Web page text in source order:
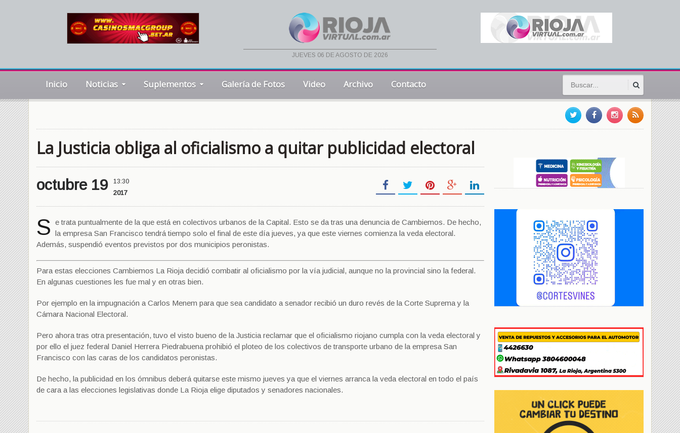
jueves 06 de agosto de 2026
Inicio Noticias Suplementos Galería de Fotos Video Archivo Contacto
La Justicia obliga al oficialismo a quitar publicidad electoral
octubre 19 13:30
2017
S e trata puntualmente de la que está en colectivos urbanos de la Capital. Esto se da tras una denuncia de Cambiemos. De hecho,
la empresa San Francisco tendrá tiempo solo el final de este día jueves, ya que este viernes comienza la veda electoral.
Además, suspendió eventos previstos por dos municipios peronistas.
Para estas elecciones Cambiemos La Rioja decidió combatir al oficialismo por la vía judicial, aunque no la provincial sino la federal.
En algunas cuestiones les fue mal y en otras bien.
Por ejemplo en la impugnación a Carlos Menem para que sea candidato a senador recibió un duro revés de la Corte Suprema y la
Cámara Nacional Electoral.
Pero ahora tras otra presentación, tuvo el visto bueno de la Justicia reclamar que el oficialismo riojano cumpla con la veda electoral y
por ello el juez federal Daniel Herrera Piedrabuena prohibió el ploteo de los colectivos de transporte urbano de la empresa San
Francisco con las caras de los candidatos peronistas.
De hecho, la publicidad en los ómnibus deberá quitarse este mismo jueves ya que el viernes arranca la veda electoral en todo el país
de cara a las elecciones legislativas donde La Rioja elige diputados y senadores nacionales.